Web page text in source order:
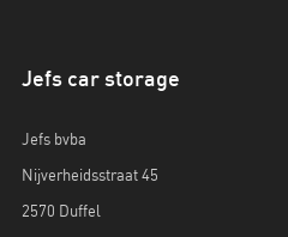
Jefs car storage
Jefs bvba
Nijverheidsstraat 45
2570 Duffel